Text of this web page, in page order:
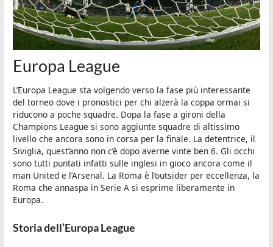
Europa League
L’Europa League sta volgendo verso la fase più interessante
del torneo dove i pronostici per chi alzerà la coppa ormai si
riducono a poche squadre. Dopa la fase a gironi della
Champions League si sono aggiunte squadre di altissimo
livello che ancora sono in corsa per la finale. La detentrice, il
Siviglia, quest’anno non c’è dopo averne vinte ben 6. Gli occhi
sono tutti puntati infatti sulle inglesi in gioco ancora come il
man United e l’Arsenal. La Roma è l’outsider per eccellenza, la
Roma che annaspa in Serie A si esprime liberamente in
Europa.
Storia dell’Europa League